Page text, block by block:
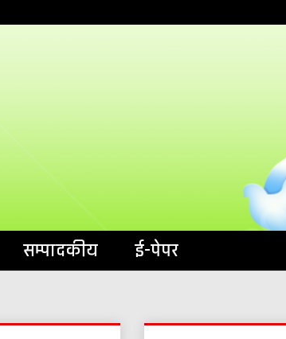
सम्पादकीय ई-पेपर